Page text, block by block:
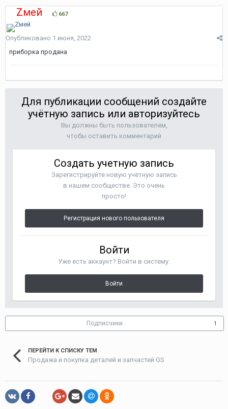
Zмей 667
Опубликовано 1 июня, 2022
приборка продана
Для публикации сообщений создайте
учётную запись или авторизуйтесь
Вы должны быть пользователем,
чтобы оставить комментарий
Создать учетную запись
Зарегистрируйте новую учётную запись
в нашем сообществе. Это очень
просто!
Регистрация нового пользователя
Войти
Уже есть аккаунт? Войти в систему.
Войти
Подписчики 1
ПЕРЕЙТИ К СПИСКУ ТЕМ
Продажа и покупка деталей и запчастей GS